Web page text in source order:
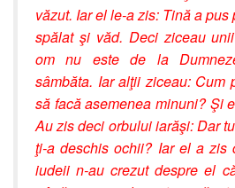
văzut. Iar el le-a zis: Tină a
spălat şi văd. Deci ziceau
om nu este de la
sâmbăta. Iar alţii ziceau: Cum
să facă asemenea minuni? Şi
Au zis deci orbului iarăşi: Dar
ţi-a deschis ochii? Iar el a zis
iudeii n-au crezut despre el